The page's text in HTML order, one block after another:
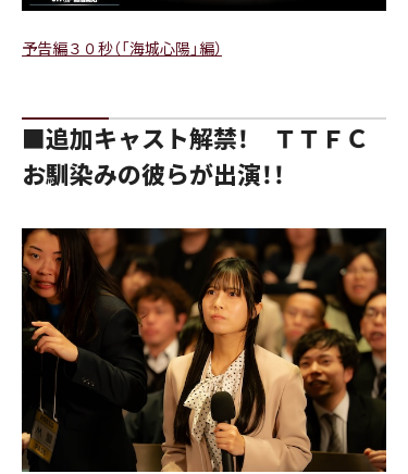
予告編３０秒（「海城心陽」編）
■追加キャスト解禁！ ＴＴＦＣ
お馴染みの彼らが出演！！